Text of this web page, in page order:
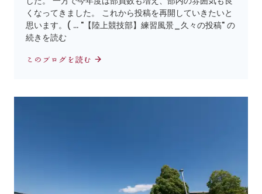
くなってきました。 これから投稿を再開していきたいと
思います。( … "【陸上競技部】練習風景_久々の投稿" の
続きを読む
このブログを読む